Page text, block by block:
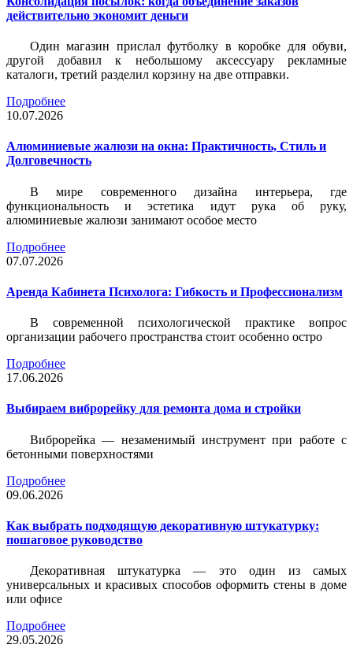
действительно экономит деньги
Один магазин прислал футболку в коробке для обуви,
другой добавил к небольшому аксессуару рекламные
каталоги, третий разделил корзину на две отправки.
Подробнее
10.07.2026
Алюминиевые жалюзи на окна: Практичность, Стиль и
Долговечность
В мире современного дизайна интерьера, где
функциональность и эстетика идут рука об руку,
алюминиевые жалюзи занимают особое место
Подробнее
07.07.2026
Аренда Кабинета Психолога: Гибкость и Профессионализм
В современной психологической практике вопрос
организации рабочего пространства стоит особенно остро
Подробнее
17.06.2026
Выбираем виброрейку для ремонта дома и стройки
Виброрейка — незаменимый инструмент при работе с
бетонными поверхностями
Подробнее
09.06.2026
Как выбрать подходящую декоративную штукатурку:
пошаговое руководство
Декоративная штукатурка — это один из самых
универсальных и красивых способов оформить стены в доме
или офисе
Подробнее
29.05.2026